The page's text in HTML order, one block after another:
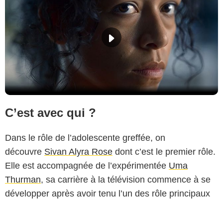
C’est avec qui ?
Dans le rôle de l’adolescente greffée, on
découvre Sivan Alyra Rose dont c’est le premier rôle.
Elle est accompagnée de l’expérimentée Uma
Thurman, sa carrière à la télévision commence à se
développer après avoir tenu l’un des rôle principaux